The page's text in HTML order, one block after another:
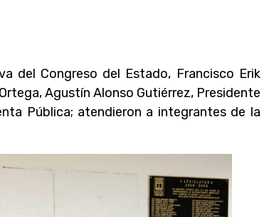
del Congreso del Estado, Francisco Erik
Agustín Alonso Gutiérrez, Presidente
Pública; atendieron a integrantes de la